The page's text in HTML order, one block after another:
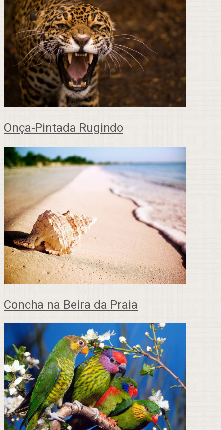
Onça-Pintada Rugindo
Concha na Beira da Praia